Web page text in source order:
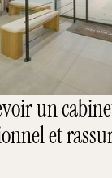
un
et